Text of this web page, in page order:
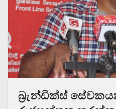
බ්‍රැන්ඩික්ස්